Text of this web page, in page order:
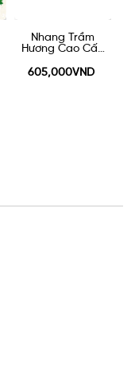
Nhang Trầm
Hương Cao Cấp
605,000VND